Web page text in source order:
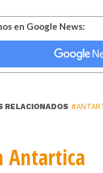
en Google News:
RELACIONADOS
Antartica